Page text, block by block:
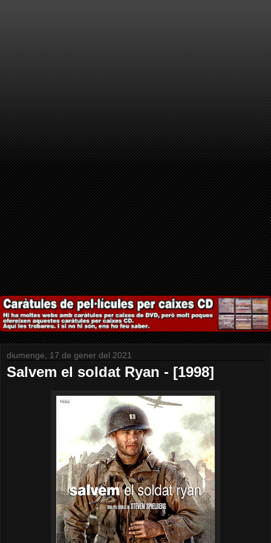
diumenge, 17 de gener del 2021
Salvem el soldat Ryan - [1998]